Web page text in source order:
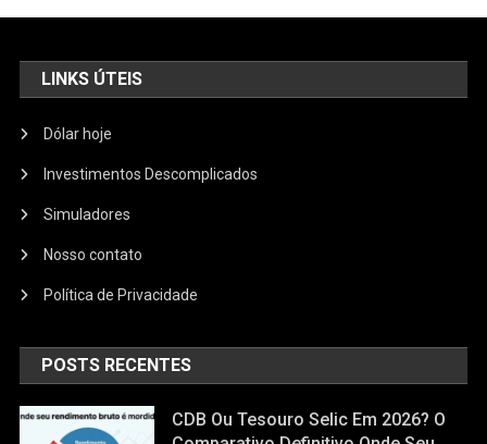
LINKS ÚTEIS
Dólar hoje
Investimentos Descomplicados
Simuladores
Nosso contato
Política de Privacidade
POSTS RECENTES
CDB Ou Tesouro Selic Em 2026? O